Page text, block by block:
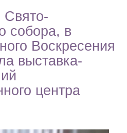
Свято-
собора, в
Воскресения
выставка-
центра